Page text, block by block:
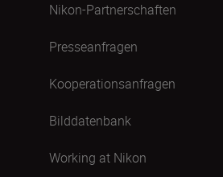
Nikon-Partnerschaften
Presseanfragen
Kooperationsanfragen
Bilddatenbank
Working at Nikon